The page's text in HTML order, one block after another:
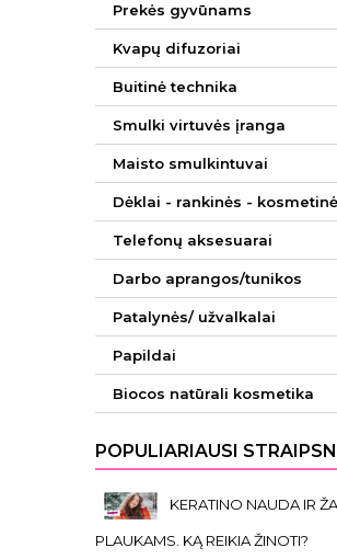
Prekės gyvūnams
Kvapų difuzoriai
Buitinė technika
Smulki virtuvės įranga
Maisto smulkintuvai
Dėklai - rankinės -
Telefonų aksesuarai
Darbo aprangos/tunikos
Patalynės/ užvalkalai
Papildai
Biocos natūrali kosmetika
POPULIARIAUSI
KERATINO NAUDA IR
PLAUKAMS. KĄ REIKIA ŽINOTI?